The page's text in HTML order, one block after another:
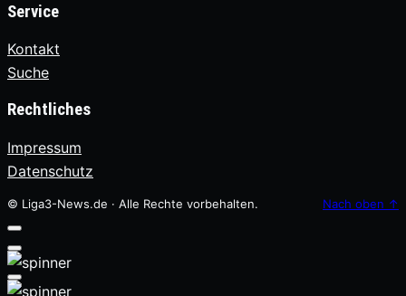
Service
Kontakt
Suche
Rechtliches
Impressum
Datenschutz
© Liga3-News.de · Alle Rechte vorbehalten. Nach oben ↑